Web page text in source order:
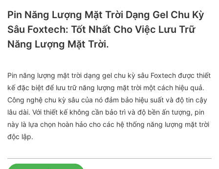
Pin Năng Lượng Mặt Trời Dạng Gel Chu Kỳ
Sâu Foxtech: Tốt Nhất Cho Việc Lưu Trữ
Năng Lượng Mặt Trời.
Pin năng lượng mặt trời dạng gel chu kỳ sâu Foxtech được thiết
kế đặc biệt để lưu trữ năng lượng mặt trời một cách hiệu quả.
Công nghệ chu kỳ sâu của nó đảm bảo hiệu suất và độ tin cậy
lâu dài. Với thiết kế không cần bảo trì và độ bền ấn tượng, pin
này là lựa chọn hoàn hảo cho các hệ thống năng lượng mặt trời
độc lập.